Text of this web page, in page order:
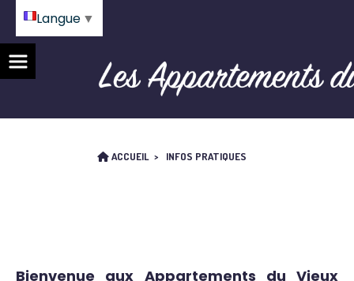
ACCUEIL INFOS PRATIQUES
Bienvenue aux Appartements du Vieux
Langue ▼